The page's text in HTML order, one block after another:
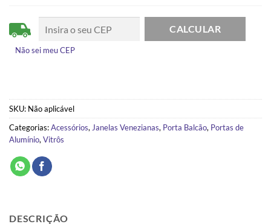
Não sei meu CEP
SKU: Não aplicável
Categorias:Acessórios,Janelas Venezianas, Porta Balcão, Portas de
Alumínio,Vitrôs
DESCRIÇÃO